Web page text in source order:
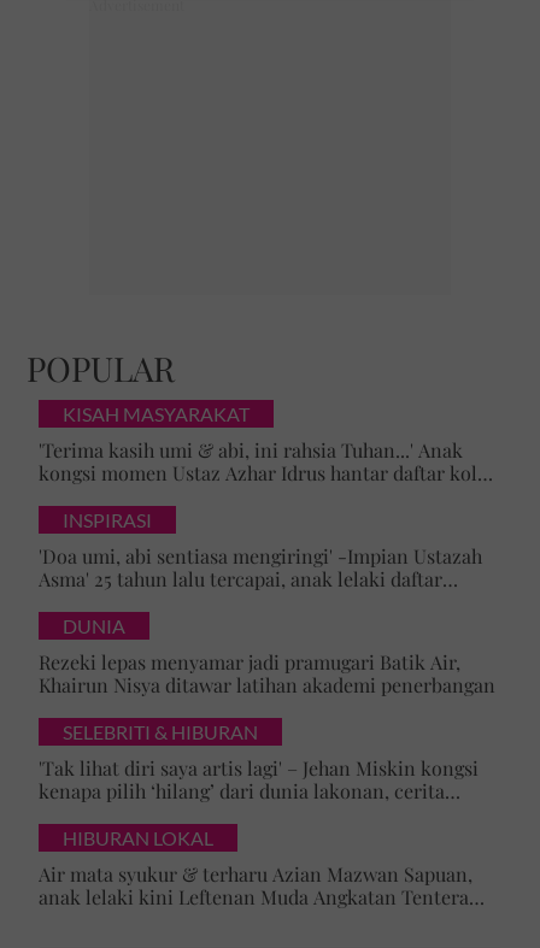
POPULAR
KISAH MASYARAKAT
'Terima kasih umi & abi, ini rahsia Tuhan...' Anak
kongsi momen Ustaz Azhar Idrus hantar daftar kolej,
INSPIRASI
'Doa umi, abi sentiasa mengiringi' -Impian Ustazah
Asma' 25 tahun lalu tercapai, anak lelaki daftar
DUNIA
Rezeki lepas menyamar jadi pramugari Batik Air,
Khairun Nisya ditawar latihan akademi penerbangan
SELEBRITI & HIBURAN
'Tak lihat diri saya artis lagi' – Jehan Miskin kongsi
kenapa pilih ‘hilang’ dari dunia lakonan, cerita
HIBURAN LOKAL
Air mata syukur & terharu Azian Mazwan Sapuan,
anak lelaki kini Leftenan Muda Angkatan Tentera